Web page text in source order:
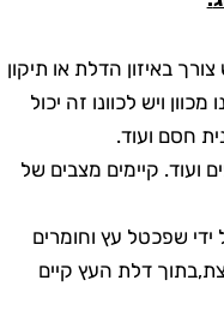
באיזון הדלת או תיקון
ויש לכוונו זה יכול
חסם ועוד.
ועוד. קיימים מצבים של
שפכטל עץ וחומרים
דלת העץ קיים